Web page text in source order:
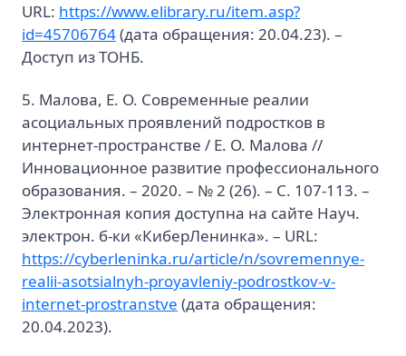
URL: https://www.elibrary.ru/item.asp?
id=45706764(дата обращения: 20.04.23). –
Доступ из ТОНБ.
5. Малова, Е. О. Современные реалии
асоциальных проявлений подростков в
интернет-пространстве / Е. О. Малова //
Инновационное развитие профессионального
образования. – 2020. – № 2 (26). – С. 107-113. –
Электронная копия доступна на сайте Науч.
электрон. б-ки «КиберЛенинка». – URL:
https://cyberleninka.ru/article/n/sovremennye-
realii-asotsialnyh-proyavleniy-podrostkov-v-
internet-prostranstve (дата обращения:
20.04.2023).